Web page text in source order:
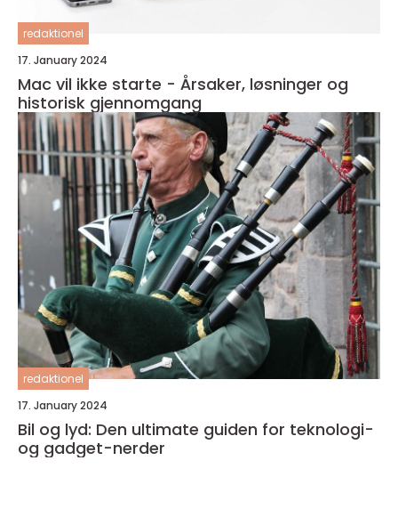
redaktionel
17. January 2024
Mac vil ikke starte - Årsaker, løsninger og
historisk gjennomgang
redaktionel
17. January 2024
Bil og lyd: Den ultimate guiden for teknologi-
og gadget-nerder